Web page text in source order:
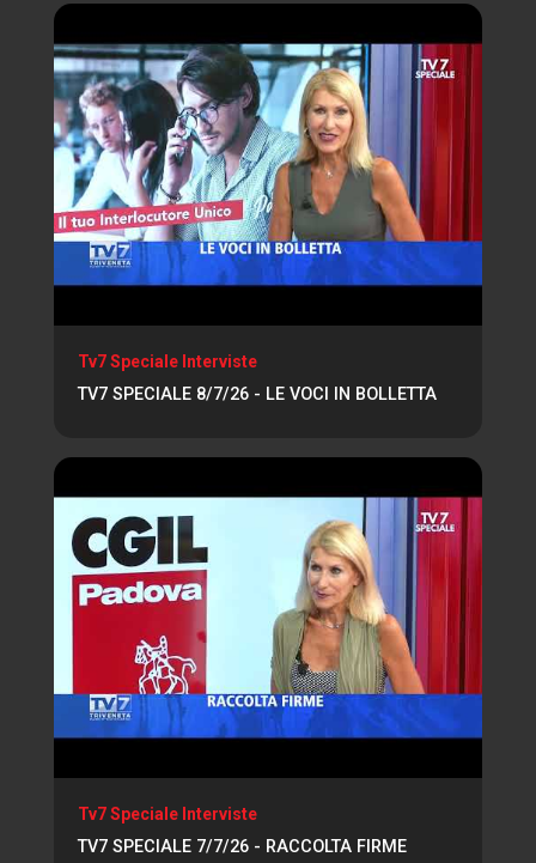
Tv7 Speciale Interviste
TV7 SPECIALE 8/7/26 - LE VOCI IN BOLLETTA
Tv7 Speciale Interviste
TV7 SPECIALE 7/7/26 - RACCOLTA FIRME